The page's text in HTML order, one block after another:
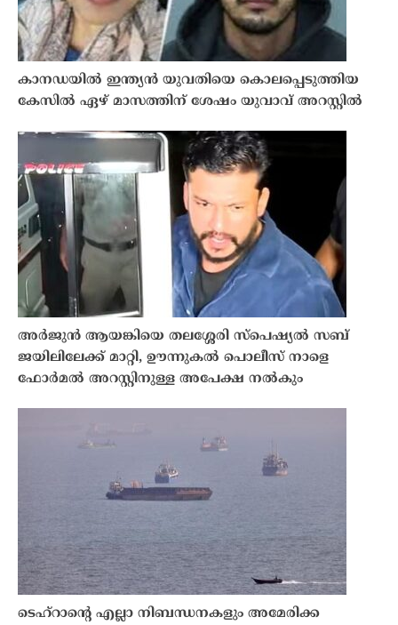
കാനഡയിൽ ഇന്ത്യൻ യുവതിയെ കൊലപ്പെടുത്തിയ
കേസിൽ ഏഴ് മാസത്തിന് ശേഷം യുവാവ് അറസ്റ്റിൽ
അർജുൻ ആയങ്കിയെ തലശ്ശേരി സ്‌പെഷ്യൽ സബ്
ജയിലിലേക്ക് മാറ്റി, ഊന്നുകൽ പൊലീസ് നാളെ
ഫോർമൽ അറസ്റ്റിനുള്ള അപേക്ഷ നൽകും
ടെഹ്‌റാൻ്റെ എല്ലാ നിബന്ധനകളും അമേരിക്ക